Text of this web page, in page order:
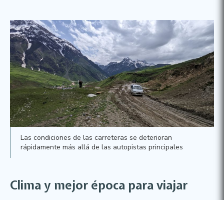
Las condiciones de las carreteras se deterioran
rápidamente más allá de las autopistas principales
Clima y mejor época para viajar